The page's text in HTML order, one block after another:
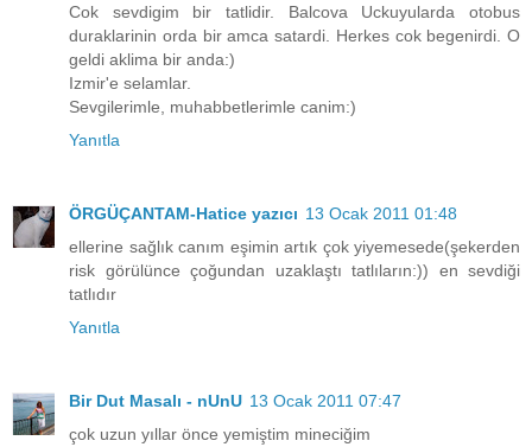
Cok sevdigim bir tatlidir. Balcova Uckuyularda otobus
duraklarinin orda bir amca satardi. Herkes cok begenirdi. O
geldi aklima bir anda:)
Izmir'e selamlar.
Sevgilerimle, muhabbetlerimle canim:)
Yanıtla
ÖRGÜÇANTAM-Hatice yazıcı 13 Ocak 2011 01:48
ellerine sağlık canım eşimin artık çok yiyemesede(şekerden
risk görülünce çoğundan uzaklaştı tatlıların:)) en sevdiği
tatlıdır
Yanıtla
Bir Dut Masalı - nUnU 13 Ocak 2011 07:47
çok uzun yıllar önce yemiştim mineciğim